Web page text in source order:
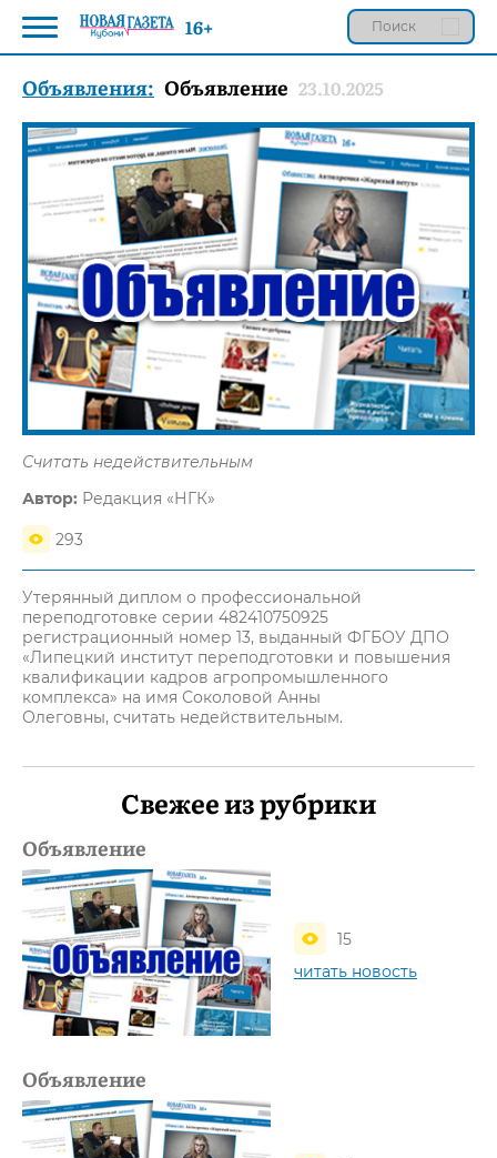
Объявления: Объявление 23.10.2025
Считать недействительным
Автор: Редакция «НГК»
293
Утерянный диплом о профессиональной
переподготовке серии 482410750925
регистрационный номер 13, выданный ФГБОУ ДПО
«Липецкий институт переподготовки и повышения
квалификации кадров агропромышленного
комплекса» на имя Соколовой Анны
Олеговны, считать недействительным.
Свежее из рубрики
Объявление
15
читать новость
Объявление
16+